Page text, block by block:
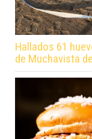
Hallados 61
de Muchavista